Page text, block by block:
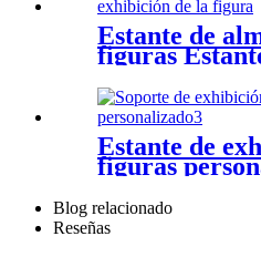
Estante de
figuras
de figuras de
Estante de
figuras
exhibición
Blog relacionado
Reseñas